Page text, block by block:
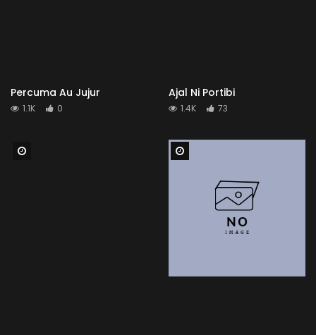
Percuma Au Jujur
1.1K 0
Ajal Ni Portibi
1.4K 73